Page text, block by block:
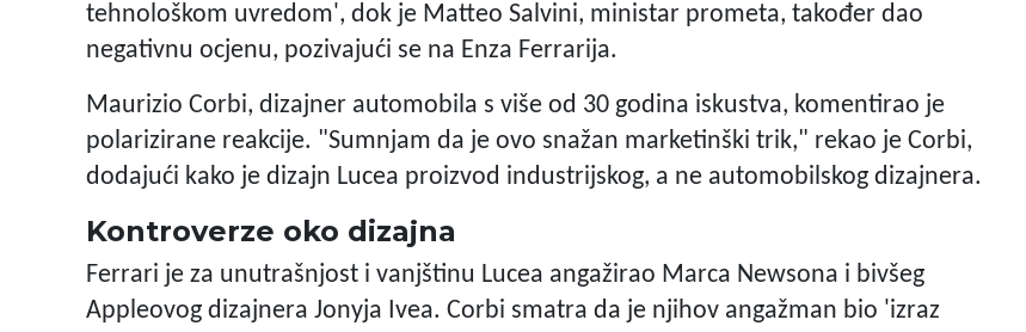
tehnološkom uvredom', dok je Matteo Salvini, ministar prometa, također dao
negativnu ocjenu, pozivajući se na Enza Ferrarija.
Maurizio Corbi, dizajner automobila s više od 30 godina iskustva, komentirao je
polarizirane reakcije. "Sumnjam da je ovo snažan marketinški trik," rekao je Corbi,
dodajući kako je dizajn Lucea proizvod industrijskog, a ne automobilskog dizajnera.
Kontroverze oko dizajna
Ferrari je za unutrašnjost i vanjštinu Lucea angažirao Marca Newsona i bivšeg
Appleovog dizajnera Jonyja Ivea. Corbi smatra da je njihov angažman bio 'izraz